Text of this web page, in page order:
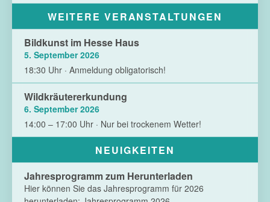
WEITERE VERANSTALTUNGEN
Bildkunst im Hesse Haus
5. September 2026
18:30 Uhr · Anmeldung obligatorisch!
Wildkräutererkundung
6. September 2026
14:00 – 17:00 Uhr · Nur bei trockenem Wetter!
NEUIGKEITEN
Jahresprogramm zum Herunterladen
Hier können Sie das Jahresprogramm für 2026